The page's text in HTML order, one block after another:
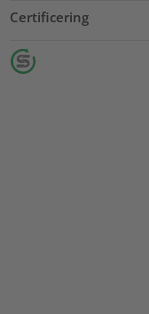
Certificering